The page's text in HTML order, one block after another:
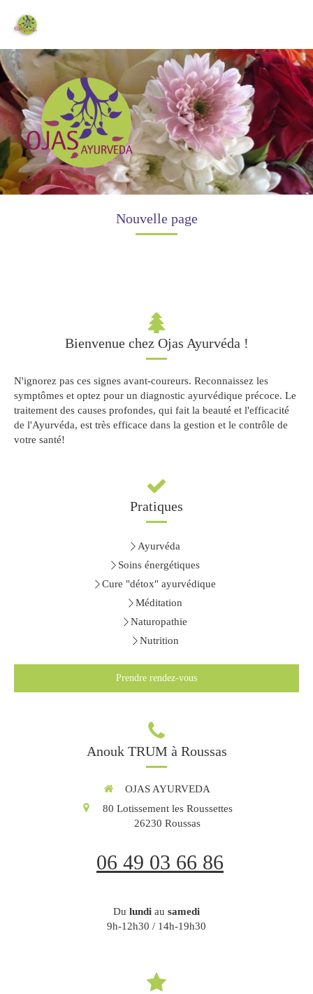
Nouvelle page
Bienvenue chez Ojas Ayurvéda !
N'ignorez pas ces signes avant-coureurs. Reconnaissez les
symptômes et optez pour un diagnostic ayurvédique précoce. Le
traitement des causes profondes, qui fait la beauté et l'efficacité
de l'Ayurvéda, est très efficace dans la gestion et le contrôle de
votre santé!
Pratiques
Ayurvéda
Soins énergétiques
Cure "détox" ayurvédique
Méditation
Naturopathie
Nutrition
Prendre rendez-vous
Anouk TRUM à Roussas
OJAS AYURVEDA
80 Lotissement les Roussettes
26230 Roussas
06 49 03 66 86
Du lundi au samedi
9h-12h30 / 14h-19h30